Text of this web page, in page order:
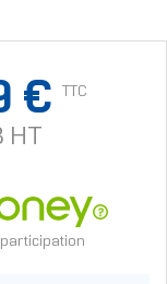
€ TTC